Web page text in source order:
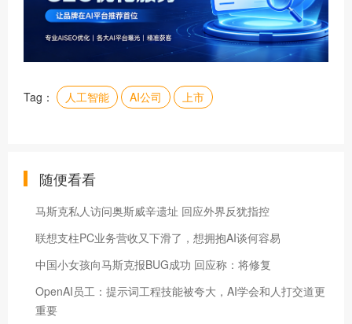
Tag： 人工智能 AI公司 上市
随便看看
马斯克私人访问奥斯威辛遗址 回应外界反犹指控
联想支柱PC业务营收又下滑了，想拥抱AI谈何容易
中国小女孩向马斯克报BUG成功 回应称：将修复
OpenAI员工：提示词工程技能被夸大，AI学会和人打交道更
重要